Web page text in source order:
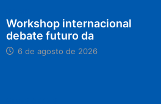
Workshop internacional
debate futuro da
6 de agosto de 2026